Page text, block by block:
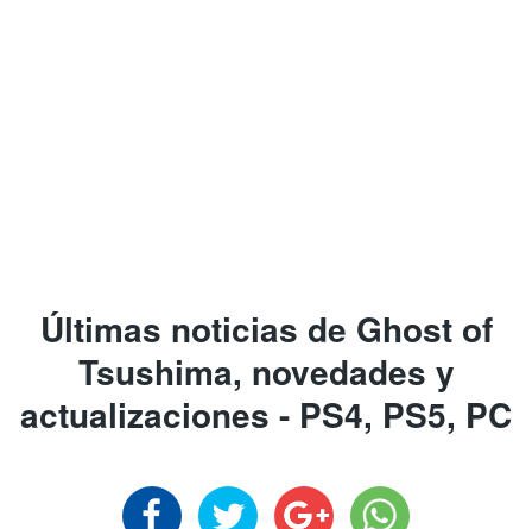
Últimas noticias de Ghost of
Tsushima, novedades y
actualizaciones - PS4, PS5, PC